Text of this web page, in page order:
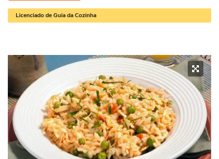
Licenciado de Guia da Cozinha